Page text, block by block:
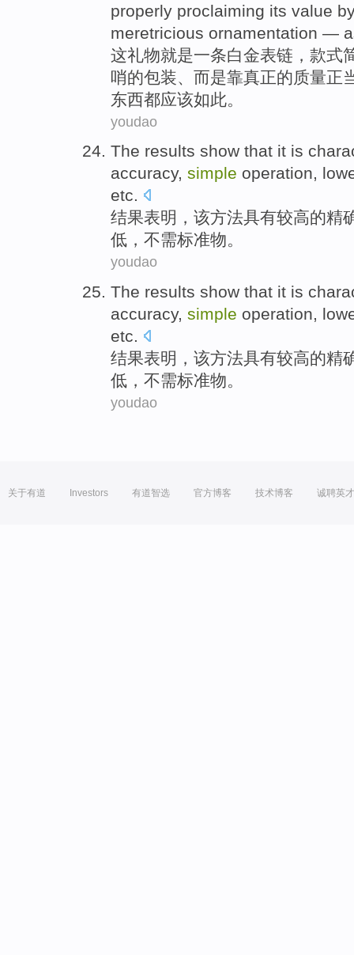
properly proclaiming its value
meretricious ornamentation —
这礼物就是一条白金表链 ，款式
哨的包装、而是靠真正的质量正
东西都应该如此。
youdao
The results show that it is
accuracy, simple operation,
etc.
结果表明 ， 该方法具有较高的精
低 ， 不需标准物。
youdao
The results show that it is
accuracy, simple operation,
etc.
结果表明 ， 该方法具有较高的精
低 ， 不需标准物。
youdao
关于有道 Investors 有道智选 官方博客 技术博客 诚聘英才